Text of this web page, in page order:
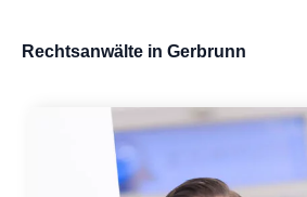
Rechtsanwälte in Gerbrunn